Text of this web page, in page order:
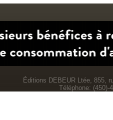
Éditions DEBEUR Ltée, 855,
Téléphone: (450)-